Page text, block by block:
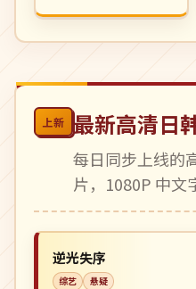
乐章。
上新 最新高清日
每日同步上线的
片，1080P 中文
英国
杜比
逆光失序
综艺 悬疑